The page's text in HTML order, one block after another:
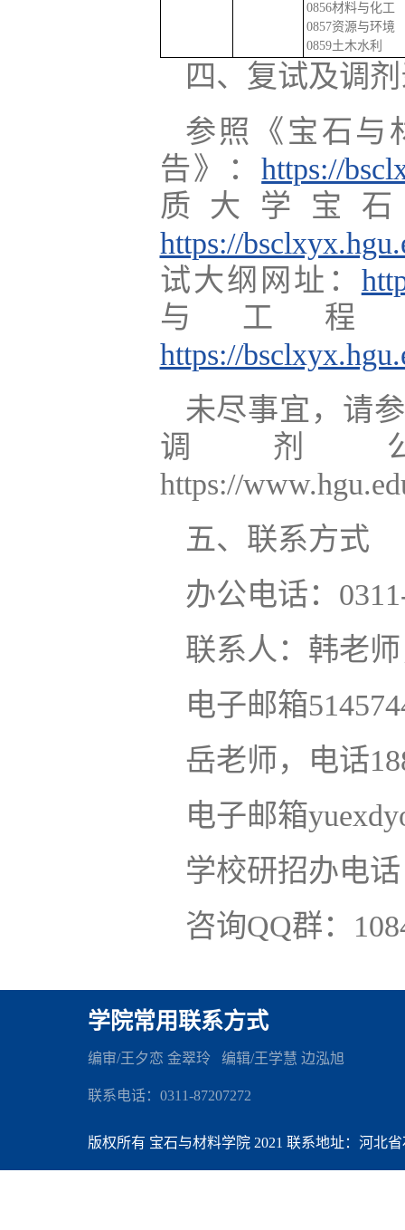
0856材料与化工
0857资源与环境
0859土木水利
四、复试及调
参照《宝石与
告》：https://
质大学宝
https://
试大纲网址：
与工
https://
未尽事宜，请
调剂
https://
五、联系方式
办公电话：
联系人：韩老师
电子邮箱
岳老师，电话
电子邮箱
学校研招办电话
咨询QQ群：
学院常用联系方式
编审/王夕恋 金翠玲 编辑/王学慧 边泓旭
联系电话：0311-87207272
版权所有 宝石与材料学院 2021 联系地址：河北